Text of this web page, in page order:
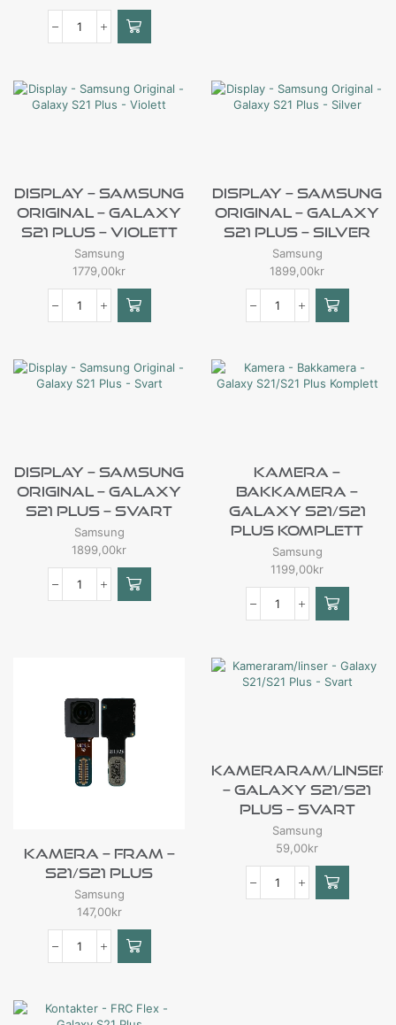
Display – Samsung
Original – Galaxy
S21 Plus – Violett
Samsung
1779,00kr
Display – Samsung
Original – Galaxy
S21 Plus – Silver
Samsung
1899,00kr
Display – Samsung
Original – Galaxy
S21 Plus – Svart
Samsung
1899,00kr
Kamera –
Bakkamera –
Galaxy S21/S21
Plus Komplett
Samsung
1199,00kr
Kamera – Fram –
S21/S21 Plus
Samsung
147,00kr
Kameraram/linser
– Galaxy S21/S21
Plus – Svart
Samsung
59,00kr